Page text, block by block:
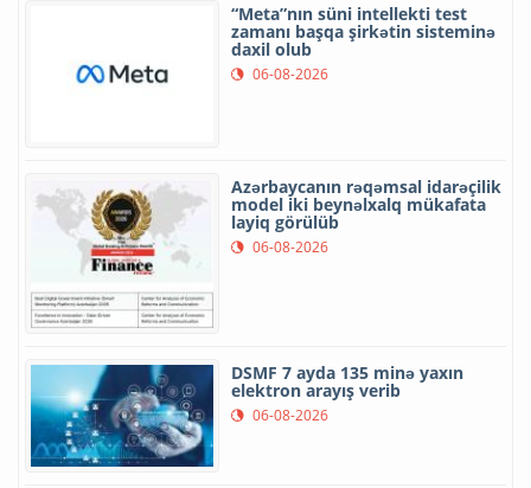
“Meta”nın süni intellekti test
zamanı başqa şirkətin sisteminə
daxil olub
06-08-2026
Azərbaycanın rəqəmsal idarəçilik
model iki beynəlxalq mükafata
layiq görülüb
06-08-2026
DSMF 7 ayda 135 minə yaxın
elektron arayış verib
06-08-2026